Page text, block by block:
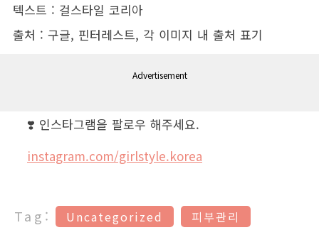
텍스트 : 걸스타일 코리아
출처 : 구글, 핀터레스트, 각 이미지 내 출처 표기
Advertisement
❣️ 인스타그램을 팔로우 해주세요.
instagram.com/girlstyle.korea
Tag: Uncategorized
피부관리